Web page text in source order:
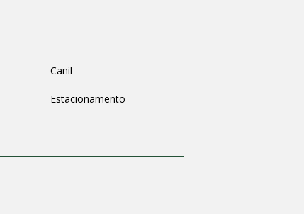
Canil
Estacionamento